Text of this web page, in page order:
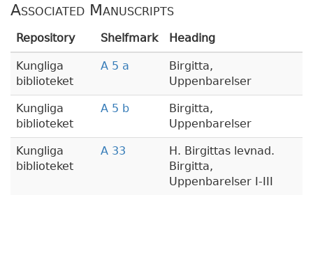
Associated Manuscripts
Repository Shelfmark Heading
Kungliga
biblioteket
A 5 a
Birgitta,
Uppenbarelser
Kungliga
biblioteket
A 5 b
Birgitta,
Uppenbarelser
Kungliga
biblioteket
A 33
H. Birgittas levnad.
Birgitta,
Uppenbarelser I-III